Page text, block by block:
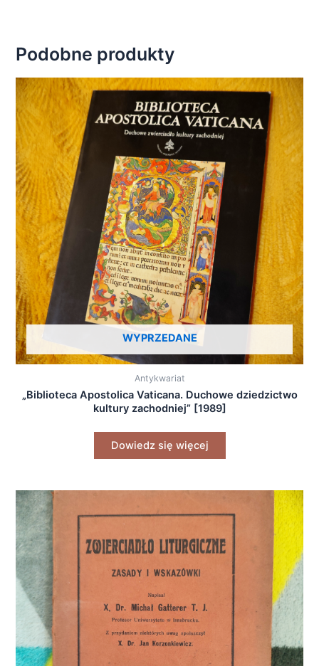
Podobne produkty
WYPRZEDANE
Antykwariat
„Biblioteca Apostolica Vaticana. Duchowe dziedzictwo
kultury zachodniej” [1989]
Dowiedz się więcej